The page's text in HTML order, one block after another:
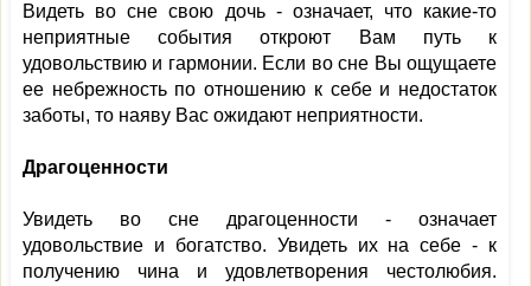
Видеть во сне свою дочь - означает, что какие-то
неприятные события откроют Вам путь к
удовольствию и гармонии. Если во сне Вы ощущаете
ее небрежность по отношению к себе и недостаток
заботы, то наяву Вас ожидают неприятности.
Драгоценности
Увидеть во сне драгоценности - означает
удовольствие и богатство. Увидеть их на себе - к
получению чина и удовлетворения честолюбия.